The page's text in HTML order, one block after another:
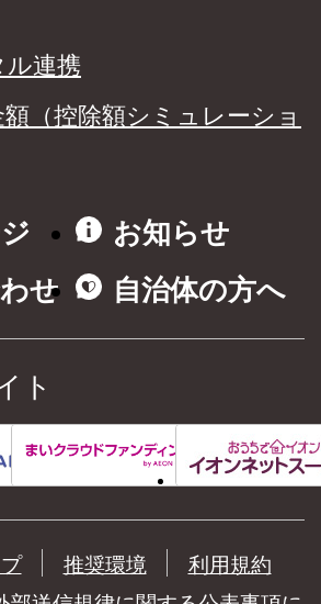
ル連携
（控除額シミュレーショ
お知らせ
せ
自治体の方へ
ト
推奨環境
利用規約